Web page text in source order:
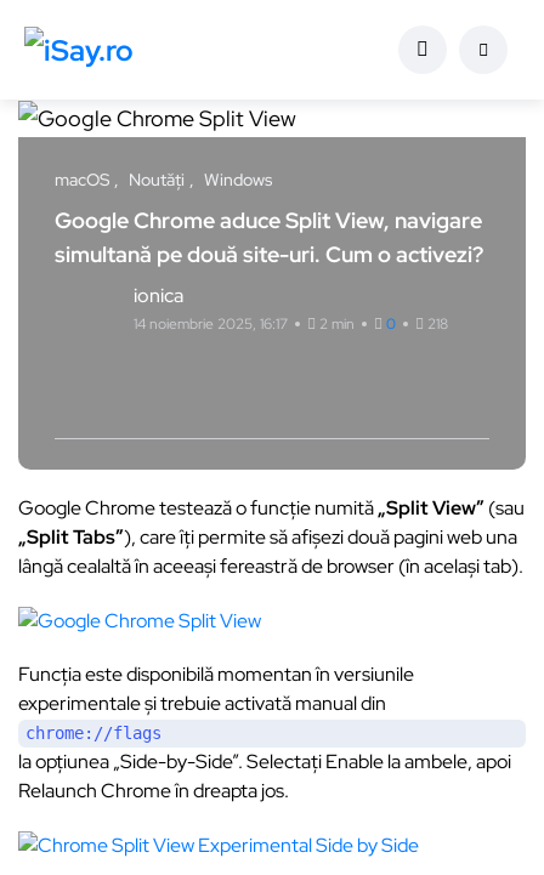
macOS Noutăți Windows
Google Chrome aduce Split View, navigare
simultană pe două site-uri. Cum o activezi?
ionica
14 noiembrie 2025, 16:17 2 min 0 218
Google Chrome testează o funcție numită„Split View”(sau
„Split Tabs”), care îți permite să afișezi două pagini web una
lângă cealaltă în aceeași fereastră de browser (în același tab).
Funcția este disponibilă momentan în versiunile
experimentale și trebuie activată manual din
chrome://flags
la opțiunea „Side-by-Side”. Selectați Enable la ambele, apoi
Relaunch Chrome în dreapta jos.